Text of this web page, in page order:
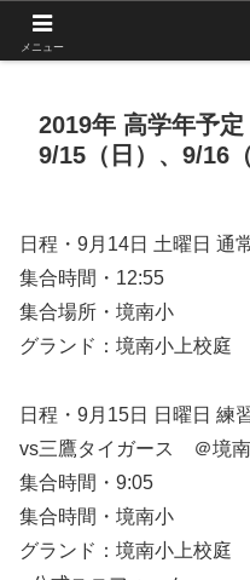
がんばれ！フルス
2019年 高学年予定
9/15（日）、9/16（
日程・9月14日 土曜日 通
集合時間・12:55
集合場所・境南小
グランド：境南小上校庭
日程・9月15日 日曜日 練
vs三鷹タイガース ＠境
集合時間・9:05
集合時間・境南小
グランド：境南小上校庭
メニュー